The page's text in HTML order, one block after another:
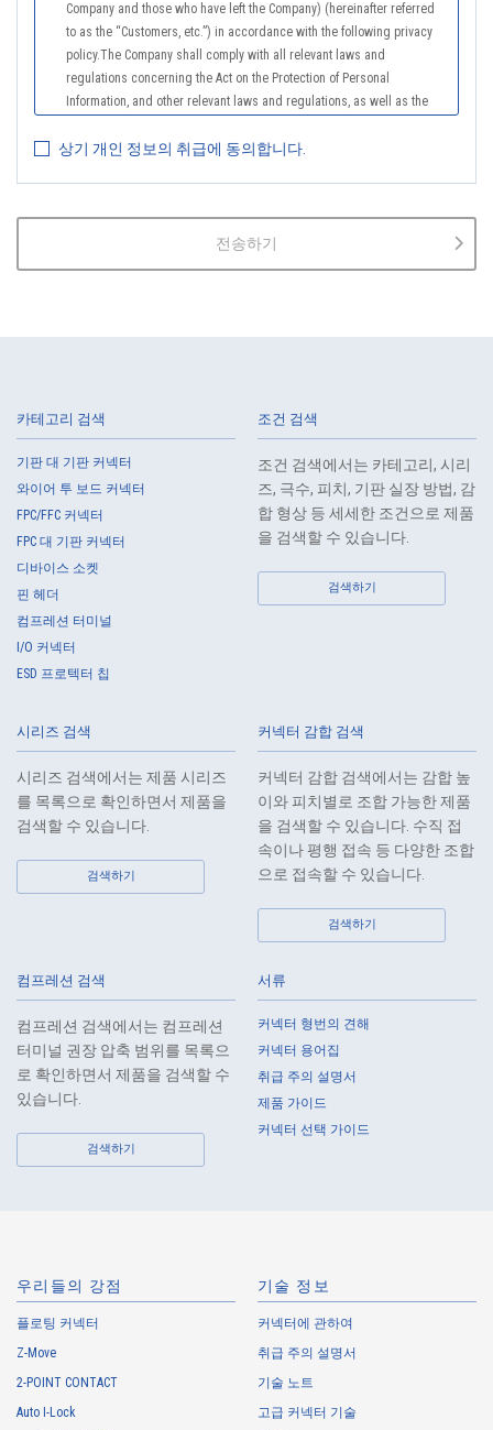
Company and those who have left the Company) (hereinafter referred
to as the “Customers, etc.”) in accordance with the following privacy
policy.The Company shall comply with all relevant laws and
regulations concerning the Act on the Protection of Personal
Information, and other relevant laws and regulations, as well as the
(General Rules), and other national guidelines for which compliance is
information of the Customers, etc., and use the information within the
scope of the purposes of use, except for cases that this procedure is
4.
The Company shall educate employees to understand the importance
of personal data and handle personal data appropriately. If employees
are required to handle the personal data of the Customers, etc., the
Company shall supervise such data as required and appropriate so as
to ensure the security control of the personal data of the Customers,
etc.
When the Company entrusts the handling of the personal data of the
Customers, etc., the Company shall supervise the handling of such
data as required and appropriate so as to ensure such data
appropriate security control of the personal data of the Customers, etc.
obtaining the prior consent of the individual.
Except as otherwise required by law, the Company shall properly fulfill
the verification and recording obligations stipulated by law when the
When preparing the anonymously processed information, the Company
shall comply with the standards prescribed by laws and regulations
and implement appropriate security control measures.
In the case of the leak of personal information or other such incidents,
the extent reasonable and take steps to prevent recurrence, based on
the principle that the Customers, etc. shall be protected first.
10. The Company will continuously review and regularly evaluate the
management systems and measures to protect personal data, and
strive to improve the management systems and measures.
About the Handling of Personal Information
mail address, workplace information (your company name, department
name, position, address, telephone (fax) number, etc.), gender, bank
account information, and access logs of the Customers, etc. from. The
Company shall not properly acquire personal information or acquire
The Company uses cookies and other tracking technologies (e.g.,
web beacons) to collect information about your access history and
상기 개인 정보의 취급에 동의합니다.
전송하기
카테고리 검색
기판 대 기판 커넥터
와이어 투 보드 커넥터
FPC/FFC 커넥터
FPC 대 기판 커넥터
디바이스 소켓
핀 헤더
컴프레션 터미널
I/O 커넥터
ESD 프로텍터 칩
조건 검색
조건 검색에서는 카테고리, 시리
즈, 극수, 피치, 기판 실장 방법, 감
합 형상 등 세세한 조건으로 제품
을 검색할 수 있습니다.
검색하기
시리즈 검색
시리즈 검색에서는 제품 시리즈
를 목록으로 확인하면서 제품을
검색할 수 있습니다.
검색하기
커넥터 감합 검색
커넥터 감합 검색에서는 감합 높
이와 피치별로 조합 가능한 제품
을 검색할 수 있습니다. 수직 접
속이나 평행 접속 등 다양한 조합
으로 접속할 수 있습니다.
검색하기
컴프레션 검색
컴프레션 검색에서는 컴프레션
터미널 권장 압축 범위를 목록으
로 확인하면서 제품을 검색할 수
있습니다.
검색하기
서류
커넥터 형번의 견해
커넥터 용어집
취급 주의 설명서
제품 가이드
커넥터 선택 가이드
우리들의 강점
플로팅 커넥터
Z-Move
2-POINT CONTACT
Auto I-Lock
기술 정보
커넥터에 관하여
취급 주의 설명서
기술 노트
고급 커넥터 기술